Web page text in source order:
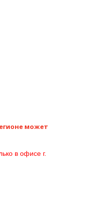
может
в офисе г.